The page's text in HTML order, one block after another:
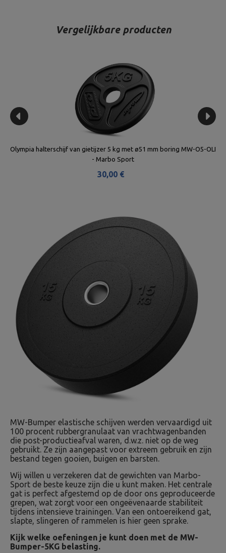
Vergelijkbare producten
Olympia halterschijf van gietijzer 15 kg met ø51 mm boring MW-O15-
OLI - Marbo Sport
90,00 €
MW-Bumper elastische schijven werden vervaardigd uit
100 procent rubbergranulaat van vrachtwagenbanden
die post-productieafval waren, d.w.z. niet op de weg
gebruikt. Ze zijn aangepast voor extreem gebruik en zijn
bestand tegen gooien, buigen en barsten.
Wij willen u verzekeren dat de gewichten van Marbo-
Sport de beste keuze zijn die u kunt maken. Het centrale
gat is perfect afgestemd op de door ons geproduceerde
grepen, wat zorgt voor een ongeëvenaarde stabiliteit
tijdens intensieve trainingen. Van een ontoereikend gat,
slapte, slingeren of rammelen is hier geen sprake.
Kijk welke oefeningen je kunt doen met de MW-
Bumper-5KG belasting.